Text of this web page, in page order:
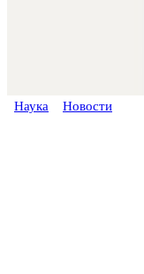
Наука Новости